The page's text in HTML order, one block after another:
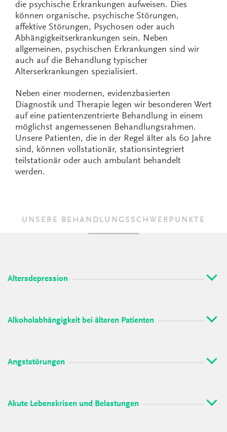
die psychische Erkrankungen aufweisen. Dies
können organische, psychische Störungen,
affektive Störungen, Psychosen oder auch
Abhängigkeitserkrankungen sein. Neben
allgemeinen, psychischen Erkrankungen sind wir
auch auf die Behandlung typischer
Alterserkrankungen spezialisiert.
Neben einer modernen, evidenzbasierten
Diagnostik und Therapie legen wir besonderen Wert
auf eine patientenzentrierte Behandlung in einem
möglichst angemessenen Behandlungsrahmen.
Unsere Patienten, die in der Regel älter als 60 Jahre
sind, können vollstationär, stationsintegriert
teilstationär oder auch ambulant behandelt
werden.
UNSERE BEHANDLUNGSSCHWERPUNKTE
Altersdepression
Alkoholabhängigkeit bei älteren Patienten
Angststörungen
Akute Lebenskrisen und Belastungen